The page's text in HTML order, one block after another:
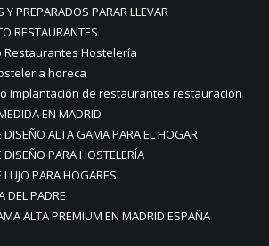
Y PREPARADOS PARAR LLEVAR
RESTAURANTES
Hostelería
horeca
implantación de restaurantes restauración
EN MADRID
DISEÑO ALTA GAMA PARA EL HOGAR
PARA HOSTELERÍA
PARA HOGARES
DEL PADRE
ALTA PREMIUM EN MADRID ESPAÑA